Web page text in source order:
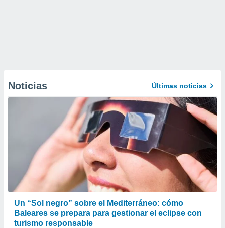
Noticias Últimas noticias
Un “Sol negro” sobre el Mediterráneo: cómo
Baleares se prepara para gestionar el eclipse con
turismo responsable